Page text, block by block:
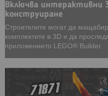
Включва интерактивни
конструиране
Строителите могат да
комплектите в 3D и да
приложението LEGO® Builder.